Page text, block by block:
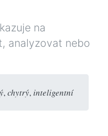
na
analyzovat nebo
,chytrý, inteligentní